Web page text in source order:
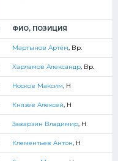
ФИО, ПОЗИЦИЯ
Мартынов Артём , Вр.
Харламов Александр, Вр.
Носков Максим , Н
Князев Алексей , Н
Заварзин Владимир, Н
Клементьев Антон , Н